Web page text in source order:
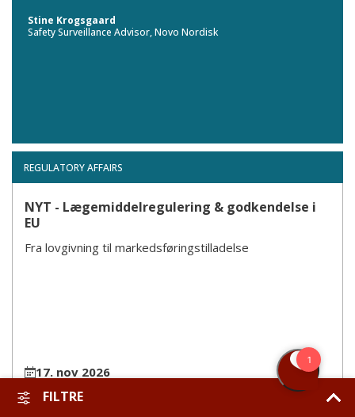
FILTRE
Stine Krogsgaard
Safety Surveillance Advisor, Novo Nordisk
REGULATORY AFFAIRS
NYT - Lægemiddelregulering & godkendelse i
EU
Fra lovgivning til markedsføringstilladelse
17. nov 2026
Fremmøde eller online